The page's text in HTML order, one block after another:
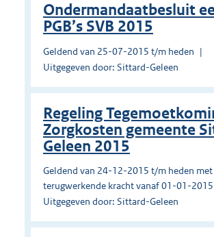
Ondermandaatbesluit
PGB’s SVB 2015
Geldend van 25-07-2015 t/m heden
Uitgegeven door: Sittard-Geleen
Regeling
Zorgkosten gemeente
Geleen 2015
Geldend van 24-12-2015 t/m heden met
terugwerkende kracht vanaf 01-01-2015
Uitgegeven door: Sittard-Geleen